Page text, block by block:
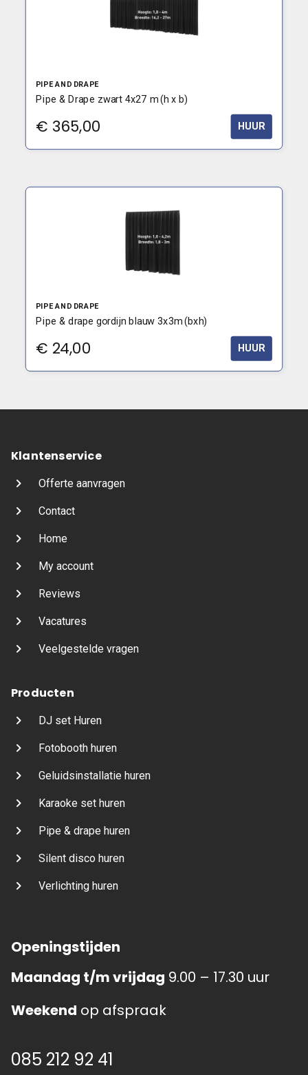
PIPE AND DRAPE
Pipe & Drape zwart 4x27 m (h x b)
€ 365,00 HUUR
PIPE AND DRAPE
Pipe & drape gordijn blauw 3x3m (bxh)
€ 24,00 HUUR
Klantenservice
Offerte aanvragen
Contact
Home
My account
Reviews
Vacatures
Veelgestelde vragen
Producten
DJ set Huren
Fotobooth huren
Geluidsinstallatie huren
Karaoke set huren
Pipe & drape huren
Silent disco huren
Verlichting huren
Openingstijden
Maandag t/m vrijdag 9.00 – 17.30 uur
Weekend op afspraak
085 212 92 41